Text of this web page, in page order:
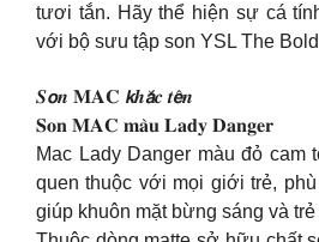
tươi tắn. Hãy thể hiện sự cá
với bộ sưu tập son YSL The
𝑺𝙤𝒏 𝐌𝐀𝐂 𝙠𝒉𝙖̆́𝒄 𝒕𝙚̂𝒏
𝐒𝐨𝐧 𝐌𝐀𝐂 𝐦𝐚̀𝐮 𝐋𝐚𝐝𝐲 𝐃𝐚𝐧𝐠𝐞𝐫
Mac Lady Danger màu đỏ cam
quen thuộc với mọi giới trẻ,
giúp khuôn mặt bừng sáng và